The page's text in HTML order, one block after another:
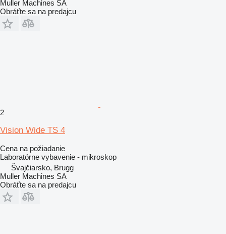
Muller Machines SA
Obráťte sa na predajcu
2
Vision Wide TS 4
Cena na požiadanie
Laboratórne vybavenie - mikroskop
Švajčiarsko, Brugg
Muller Machines SA
Obráťte sa na predajcu